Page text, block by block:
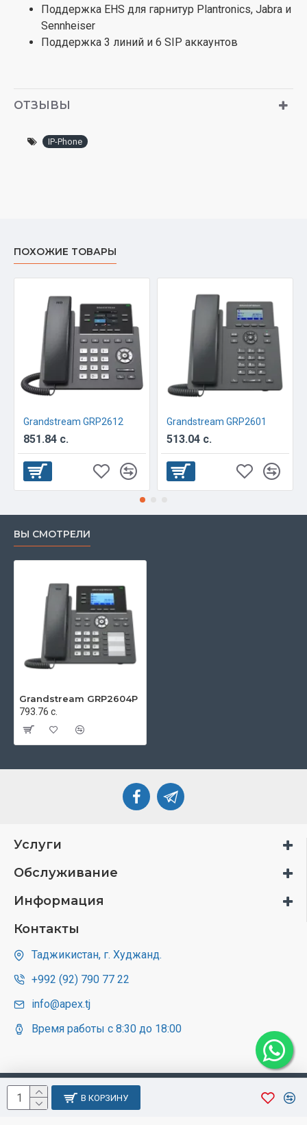
В КОРЗИНУ
Поддержка EHS для гарнитур Plantronics, Jabra и
Sennheiser
Поддержка 3 линий и 6 SIP аккаунтов
ОТЗЫВЫ
IP-Phone
ПОХОЖИЕ ТОВАРЫ
Grandstream GRP2612
851.84 с.
Grandstream GRP2601
513.04 с.
ВЫ СМОТРЕЛИ
Grandstream GRP2604P
793.76 с.
Услуги
Обслуживание
Информация
Контакты
Таджикистан, г. Худжанд.
+992 (92) 790 77 22
info@apex.tj
Время работы с 8:30 до 18:00